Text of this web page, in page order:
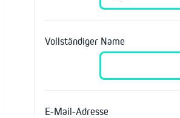
Vollständiger Name
E-Mail-Adresse